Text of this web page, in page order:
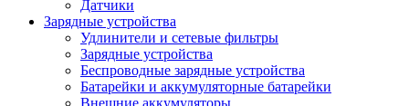
Датчики
Зарядные устройства
Удлинители и сетевые фильтры
Зарядные устройства
Беспроводные зарядные устройства
Батарейки и аккумуляторные батарейки
Внешние аккумуляторы